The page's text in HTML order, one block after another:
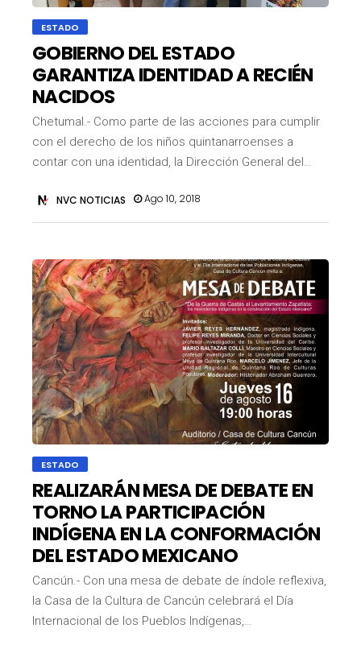
ESTADO
GOBIERNO DEL ESTADO
GARANTIZA IDENTIDAD A RECIÉN
NACIDOS
Chetumal.- Como parte de las acciones para cumplir
con el derecho de los niños quintanarroenses a
contar con una identidad, la Dirección General del…
NVC NOTICIAS Ago 10, 2018
ESTADO
REALIZARÁN MESA DE DEBATE EN
TORNO LA PARTICIPACIÓN
INDÍGENA EN LA CONFORMACIÓN
DEL ESTADO MEXICANO
Cancún.- Con una mesa de debate de índole reflexiva,
la Casa de la Cultura de Cancún celebrará el Día
Internacional de los Pueblos Indígenas,…